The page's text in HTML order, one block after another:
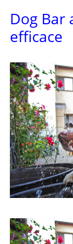
Dog Bar
efficace